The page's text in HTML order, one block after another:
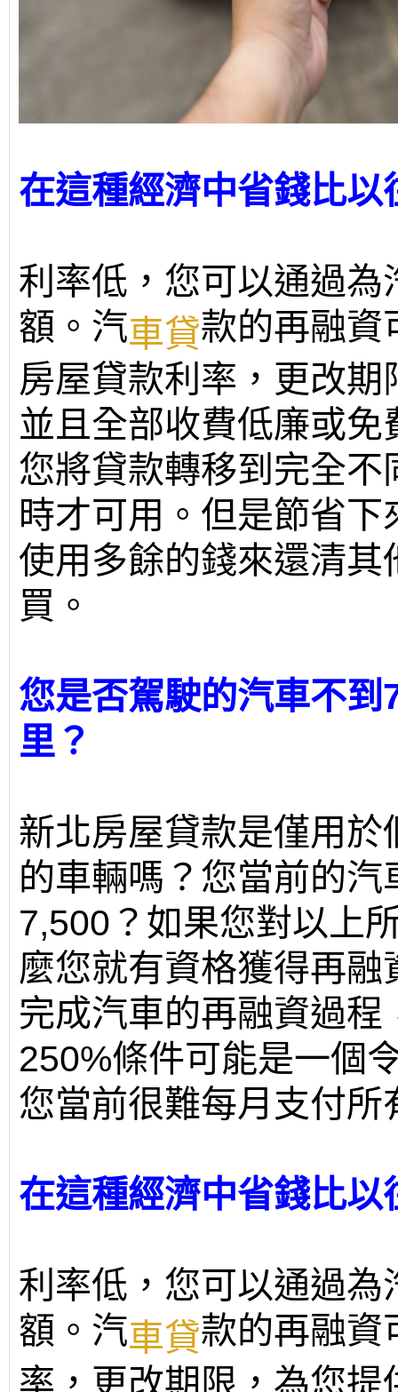
在這種經濟中省錢比以
利率低，您可以通過
額。汽車貸款的再融資
房屋貸款利率，更改
並且全部收費低廉或
您將貸款轉移到完全
時才可用。但是節省
使用多餘的錢來還清
買。
您是否駕駛的汽車不
里？
新北房屋貸款是僅用
的車輛嗎？您當前的
7,500？如果您對以上
麼您就有資格獲得再
完成汽車的再融資過
250%條件可能是一個
您當前很難每月支付所
在這種經濟中省錢比以
利率低，您可以通過
額。汽車貸款的再融資
率，更改期限，為您